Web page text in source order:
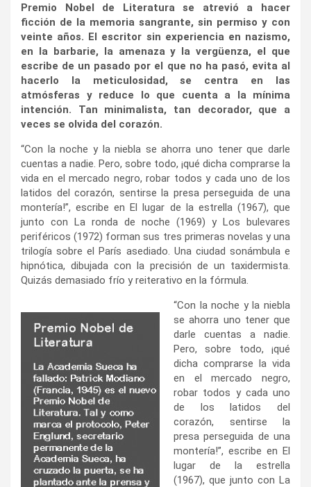
Premio Nobel de Literatura se atrevió a hacer
ficción de la memoria sangrante, sin permiso y con
veinte años. El escritor sin experiencia en nazismo,
en la barbarie, la amenaza y la vergüenza, el que
escribe de un pasado por el que no ha pasó, evita al
hacerlo la meticulosidad, se centra en las
atmósferas y reduce lo que cuenta a la mínima
intención. Tan minimalista, tan decorador, que a
veces se olvida del corazón.
“Con la noche y la niebla se ahorra uno tener que darle
cuentas a nadie. Pero, sobre todo, ¡qué dicha comprarse la
vida en el mercado negro, robar todos y cada uno de los
latidos del corazón, sentirse la presa perseguida de una
montería!”, escribe en El lugar de la estrella (1967), que
junto con La ronda de noche (1969) y Los bulevares
periféricos (1972) forman sus tres primeras novelas y una
trilogía sobre el París asediado. Una ciudad sonámbula e
hipnótica, dibujada con la precisión de un taxidermista.
Quizás demasiado frío y reiterativo en la fórmula.
“Con la noche y la niebla
se ahorra uno tener que
darle cuentas a nadie.
Pero, sobre todo, ¡qué
dicha comprarse la vida
en el mercado negro,
robar todos y cada uno
de los latidos del
corazón, sentirse la
presa perseguida de una
montería!”, escribe en El
lugar de la estrella
(1967), que junto con La